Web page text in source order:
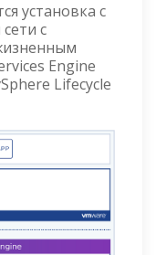
установка с
с
Engine
Lifecycle